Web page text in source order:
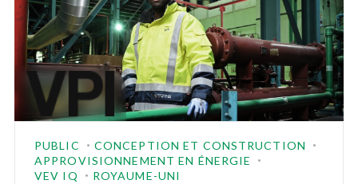
PUBLIC
CONCEPTION ET CONSTRUCTION
APPROVISIONNEMENT EN ÉNERGIE
VEV IQ
ROYAUME-UNI